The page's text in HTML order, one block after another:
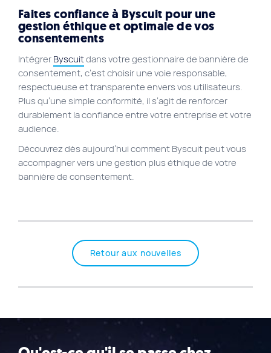
Faites confiance à Byscuit pour une
gestion éthique et optimale de vos
consentements
Intégrer Byscuitdans votre gestionnaire de bannière de
consentement, c’est choisir une voie responsable,
respectueuse et transparente envers vos utilisateurs.
Plus qu’une simple conformité, il s’agit de renforcer
durablement la confiance entre votre entreprise et votre
audience.
Découvrez dès aujourd’hui comment Byscuit peut vous
accompagner vers une gestion plus éthique de votre
bannière de consentement.
Retour aux nouvelles